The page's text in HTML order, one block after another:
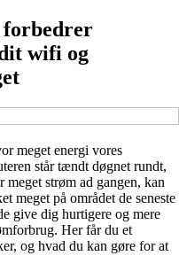
forbedrer
wifi og
meget energi vores
står tændt døgnet rundt,
strøm ad gangen, kan
meget på området de seneste
give dig hurtigere og mere
Her får du et
og hvad du kan gøre for at